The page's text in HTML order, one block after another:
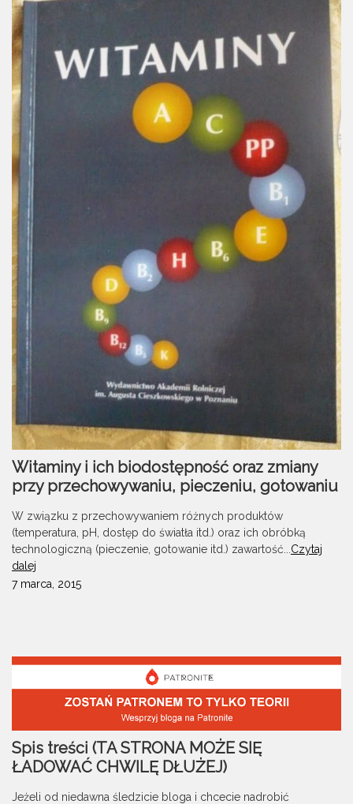
Witaminy i ich biodostępność oraz zmiany
przy przechowywaniu, pieczeniu, gotowaniu
W związku z przechowywaniem różnych produktów
(temperatura, pH, dostęp do światła itd.) oraz ich obróbką
technologiczną (pieczenie, gotowanie itd.) zawartość... Czytaj
dalej
7 marca, 2015
Spis treści (TA STRONA MOŻE SIĘ
ŁADOWAĆ CHWILĘ DŁUŻEJ)
Jeżeli od niedawna śledzicie bloga i chcecie nadrobić